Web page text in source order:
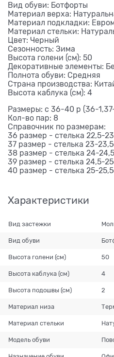
Вид обуви: Ботфорты
Материал верха:
Материал подкладки:
Материал стельки:
Цвет: Черный
Сезонность: Зима
Высота голени (см): 50
Декоративные элементы:
Полнота обуви: Средняя
Страна производства:
Высота каблука (см): 4
Размеры: с 36-40 р (36-
Кол-во пар: 8
Справочник по размерам:
36 размер - стелька 22,5-
37 размер - стелька 23-
38 размер - стелька 24-
39 размер - стелька 24,5-
40 размер - стелька 25-
Характеристики
Вид застежки
Вид обуви
Высота голени (см) 50
Высота каблука (см) 4
Высота подошвы (см) 2
Материал низа
Материал стельки
Модель обуви